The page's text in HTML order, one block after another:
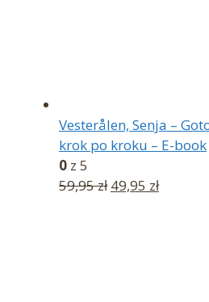
Vesterålen, Senja –
krok po kroku – E-book
0 z 5
59,95zł Pierwotna
49,95 złAktualna